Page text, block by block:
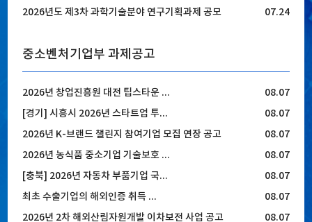
2026년도 제3차 과학기술분야 연구기획과제 공모
07.24
중소벤처기업부 과제공고
2026년 창업진흥원 대전 팁스타운 ...
08.07
[경기] 시흥시 2026년 스타트업 투...
08.07
2026년 K-브랜드 챌린지 참여기업 모집 연장 공고
08.07
2026년 농식품 중소기업 기술보호 ...
08.07
[충북] 2026년 자동차 부품기업 국...
08.07
최초 수출기업의 해외인증 취득 ...
08.07
2026년 2차 해외산림자원개발 이차보전 사업 공고
08.07